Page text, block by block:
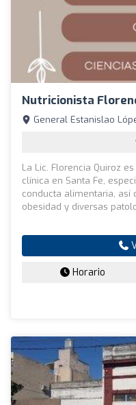
Nutricionista
General Estanislao
La Lic. Florencia Quiroz
clínica en Santa Fe,
conducta alimentaria,
obesidad y diversas
Horario